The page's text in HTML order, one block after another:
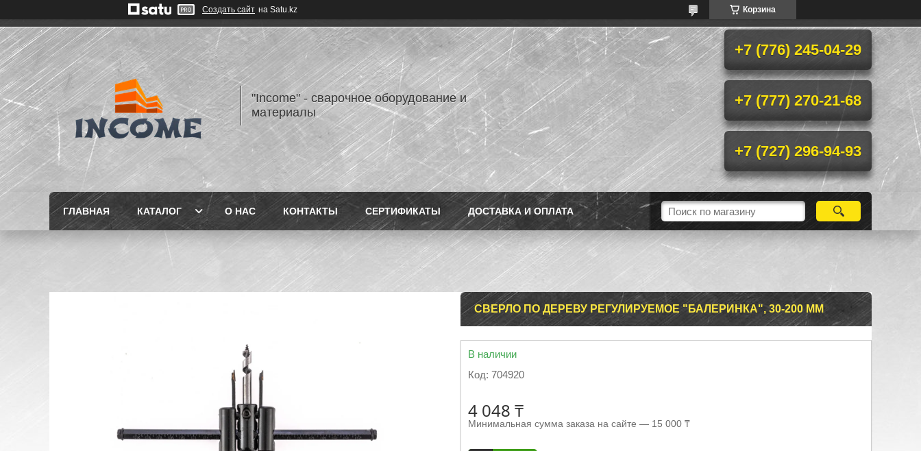
Создать сайт на Satu.kz Корзина
"Income" - сварочное оборудование и
материалы
+7 (776) 245-04-29
+7 (777) 270-21-68
+7 (727) 296-94-93
ГЛАВНАЯ КАТАЛОГ О НАС КОНТАКТЫ СЕРТИФИКАТЫ ДОСТАВКА И ОПЛАТА
СВЕРЛО ПО ДЕРЕВУ РЕГУЛИРУЕМОЕ "БАЛЕРИНКА", 30-200 ММ
В наличии
Код: 704920
4 048 ₸
Минимальная сумма заказа на сайте — 15 000 ₸